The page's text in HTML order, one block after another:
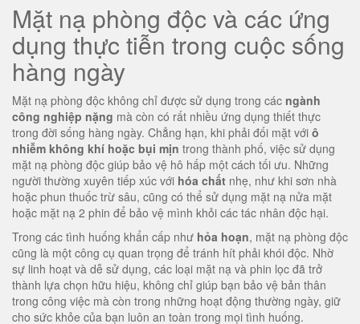
Mặt nạ phòng độc và các ứng
dụng thực tiễn trong cuộc sống
hàng ngày
Mặt nạ phòng độc không chỉ được sử dụng trong các ngành
công nghiệp nặng mà còn có rất nhiều ứng dụng thiết thực
trong đời sống hàng ngày. Chẳng hạn, khi phải đối mặt với ô
nhiễm không khí hoặc bụi mịn trong thành phố, việc sử dụng
mặt nạ phòng độc giúp bảo vệ hô hấp một cách tối ưu. Những
người thường xuyên tiếp xúc với hóa chất nhẹ, như khi sơn nhà
hoặc phun thuốc trừ sâu, cũng có thể sử dụng mặt nạ nửa mặt
hoặc mặt nạ 2 phin để bảo vệ mình khỏi các tác nhân độc hại.
Trong các tình huống khẩn cấp như hỏa hoạn, mặt nạ phòng độc
cũng là một công cụ quan trọng để tránh hít phải khói độc. Nhờ
sự linh hoạt và dễ sử dụng, các loại mặt nạ và phin lọc đã trở
thành lựa chọn hữu hiệu, không chỉ giúp bạn bảo vệ bản thân
trong công việc mà còn trong những hoạt động thường ngày, giữ
cho sức khỏe của bạn luôn an toàn trong mọi tình huống.